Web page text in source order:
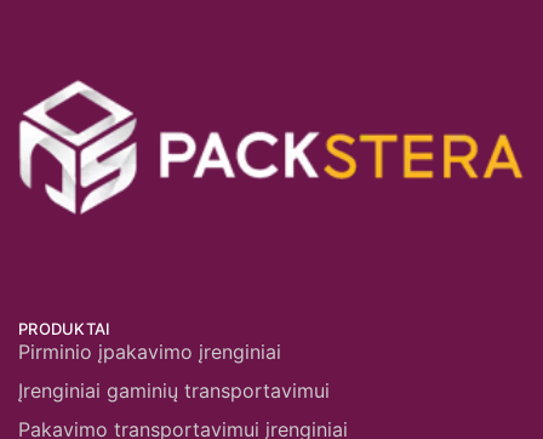
PRODUKTAI
Pirminio įpakavimo įrenginiai
Įrenginiai gaminių transportavimui
Pakavimo transportavimui įrenginiai